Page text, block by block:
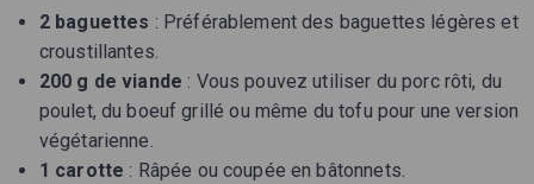
2 baguettes : Préférablement des baguettes légères et
croustillantes.
200 g de viande : Vous pouvez utiliser du porc rôti, du
poulet, du boeuf grillé ou même du tofu pour une version
végétarienne.
1 carotte : Râpée ou coupée en bâtonnets.